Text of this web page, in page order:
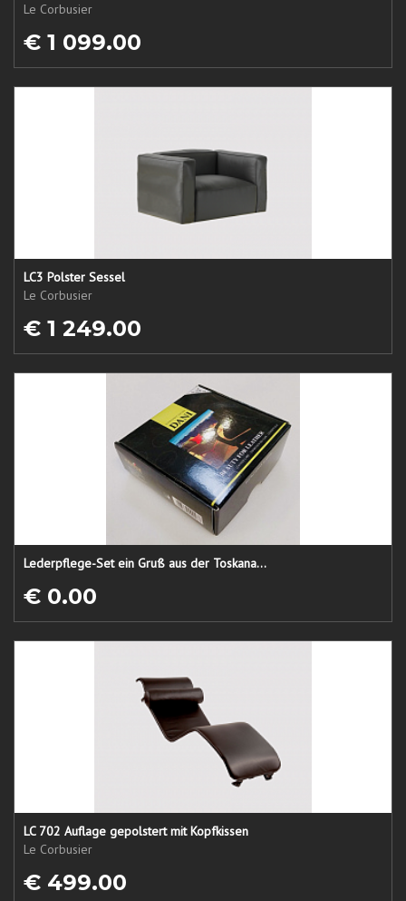
Le Corbusier
€ 1 099.00
LC3 Polster Sessel
Le Corbusier
€ 1 249.00
Lederpflege-Set ein Gruß aus der Toskana...
€ 0.00
LC 702 Auflage gepolstert mit Kopfkissen
Le Corbusier
€ 499.00